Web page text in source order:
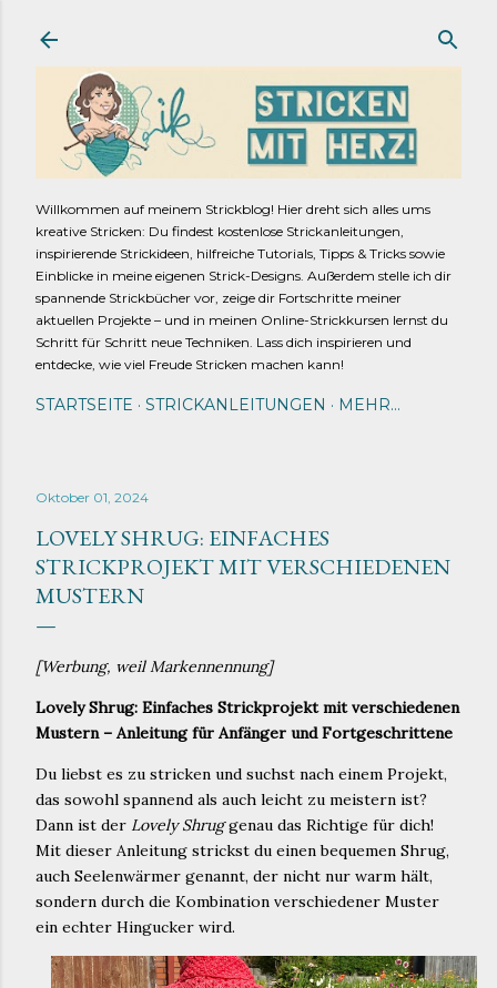
Willkommen auf meinem Strickblog! Hier dreht sich alles ums
kreative Stricken: Du findest kostenlose Strickanleitungen,
inspirierende Strickideen, hilfreiche Tutorials, Tipps & Tricks sowie
Einblicke in meine eigenen Strick-Designs. Außerdem stelle ich dir
spannende Strickbücher vor, zeige dir Fortschritte meiner
aktuellen Projekte – und in meinen Online-Strickkursen lernst du
Schritt für Schritt neue Techniken. Lass dich inspirieren und
entdecke, wie viel Freude Stricken machen kann!
STARTSEITE STRICKANLEITUNGEN MEHR…
Oktober 01, 2024
LOVELY SHRUG: EINFACHES
STRICKPROJEKT MIT VERSCHIEDENEN
MUSTERN
[Werbung, weil Markennennung]
Lovely Shrug: Einfaches Strickprojekt mit verschiedenen
Mustern – Anleitung für Anfänger und Fortgeschrittene
Du liebst es zu stricken und suchst nach einem Projekt,
das sowohl spannend als auch leicht zu meistern ist?
Dann ist der Lovely Shruggenau das Richtige für dich!
Mit dieser Anleitung strickst du einen bequemen Shrug,
auch Seelenwärmer genannt, der nicht nur warm hält,
sondern durch die Kombination verschiedener Muster
ein echter Hingucker wird.